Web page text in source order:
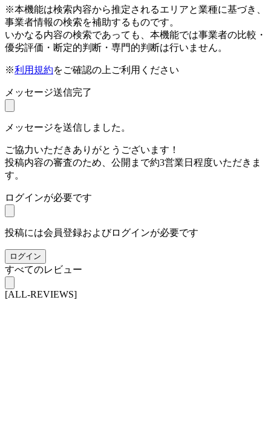
※本機能は検索内容から推定されるエリアと業種に基づき、
事業者情報の検索を補助するものです。
いかなる内容の検索であっても、本機能では事業者の比較・
優劣評価・断定的判断・専門的判断は行いません。
※利用規約をご確認の上ご利用ください
メッセージ送信完了
メッセージを送信しました。
ご協力いただきありがとうございます！
投稿内容の審査のため、公開まで約3営業日程度いただきま
す。
ログインが必要です
投稿には会員登録およびログインが必要です
ログイン
すべてのレビュー
[ALL-REVIEWS]